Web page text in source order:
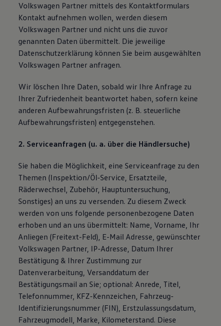
Volkswagen Partner mittels des Kontaktformulars
Kontakt aufnehmen wollen, werden diesem
Volkswagen Partner und nicht uns die zuvor
genannten Daten übermittelt. Die jeweilige
Datenschutzerklärung können Sie beim ausgewählten
Volkswagen Partner anfragen.
Wir löschen Ihre Daten, sobald wir Ihre Anfrage zu
Ihrer Zufriedenheit beantwortet haben, sofern keine
anderen Aufbewahrungsfristen (z. B. steuerliche
Aufbewahrungsfristen) entgegenstehen.
2. Serviceanfragen (u. a. über die Händlersuche)
Sie haben die Möglichkeit, eine Serviceanfrage zu den
Themen (Inspektion/Öl-Service, Ersatzteile,
Räderwechsel, Zubehör, Hauptuntersuchung,
Sonstiges) an uns zu versenden. Zu diesem Zweck
werden von uns folgende personenbezogene Daten
erhoben und an uns übermittelt: Name, Vorname, Ihr
Anliegen (Freitext-Feld), E-Mail Adresse, gewünschter
Volkswagen Partner, IP-Adresse, Datum Ihrer
Bestätigung & Ihrer Zustimmung zur
Datenverarbeitung, Versanddatum der
Bestätigungsmail an Sie; optional: Anrede, Titel,
Telefonnummer, KFZ-Kennzeichen, Fahrzeug-
Identifizierungsnummer (FIN), Erstzulassungsdatum,
Fahrzeugmodell, Marke, Kilometerstand. Diese